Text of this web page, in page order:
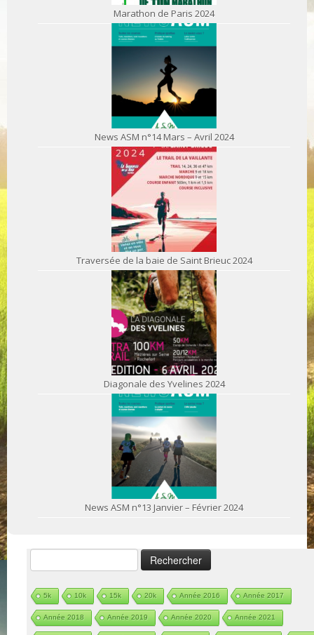
Marathon de Paris 2024
News ASM n°14 Mars – Avril 2024
Traversée de la baie de Saint Brieuc 2024
Diagonale des Yvelines 2024
News ASM n°13 Janvier – Février 2024
Rechercher :
5k 10k 15k 20k Année 2016 Année 2017
Année 2018 Année 2019 Année 2020 Année 2021